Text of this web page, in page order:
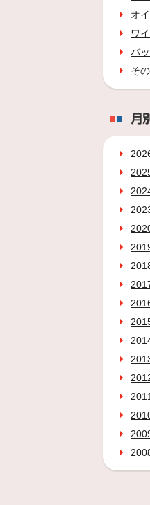
オ
ワ
バ
そ
月